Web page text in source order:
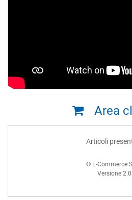
Area
Articoli
© E-Commerce
Versione 2.0